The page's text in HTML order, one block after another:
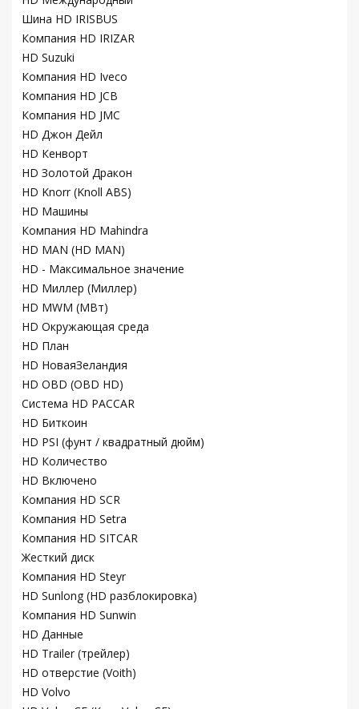
Шина HD IRISBUS
Компания HD IRIZAR
HD Suzuki
Компания HD Iveco
Компания HD JCB
Компания HD JMC
HD Джон Дейл
HD Кенворт
HD Золотой Дракон
HD Knorr (Knoll ABS)
HD Машины
Компания HD Mahindra
HD MAN (HD MAN)
HD - Максимальное значение
HD Миллер (Миллер)
HD MWM (МВт)
HD Окружающая среда
HD План
HD НоваяЗеландия
HD OBD (OBD HD)
Система HD PACCAR
HD Биткоин
HD PSI (фунт / квадратный дюйм)
HD Количество
HD Включено
Компания HD SCR
Компания HD Setra
Компания HD SITCAR
Жесткий диск
Компания HD Steyr
HD Sunlong (HD разблокировка)
Компания HD Sunwin
HD Данные
HD Trailer (трейлер)
HD отверстие (Voith)
HD Volvo